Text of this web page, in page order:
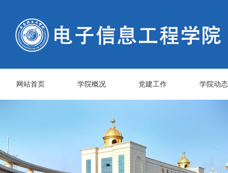
网站首页 学院概况 党建工作 学院动态